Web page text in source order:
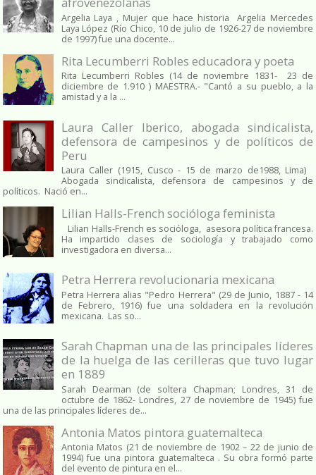
Argelia Laya , Mujer que hace historia Argelia Mercedes
Laya López (Río Chico, 10 de julio de 1926-27 de noviembre
de 1997) fue una docente...
Rita Lecumberri Robles educadora y poeta
Rita Lecumberri Robles (14 de noviembre 1831- 23 de
diciembre de 1.910 ) MAESTRA.- "Cantó a su pueblo, a la
amistad y a la ...
Laura Caller Iberico, abogada sindicalista,
defensora de campesinos y de políticos de
Peru
Laura Caller (1915, Cusco - 15 de marzo de1988, Lima)
Abogada sindicalista, defensora de campesinos y de
políticos. Nació en...
Lilian Halls-French socióloga feminista
Lilian Halls-French es socióloga, asesora política francesa.
Ha impartido clases de sociología y trabajado como
investigadora en diversa...
Petra Herrera revolucionaria mexicana
Petra Herrera alias "Pedro Herrera" (29 de Junio, 1887 - 14
de Febrero, 1916) fue una soldadera en la revolución
mexicana. Las so...
Sarah Chapman una de las principales líderes
de la huelga de las cerilleras que tuvo lugar
en 1889
Sarah Dearman (de soltera Chapman; Londres, 31 de
octubre de 1862​- Londres, 27 de noviembre de 1945)​ fue
una de las principales líderes de...
Antonia Matos pintora guatemalteca
Antonia Matos (21 de noviembre de 1902 – 22 de junio de
1994) fue una pintora guatemalteca . Su obra formó parte
del evento de pintura en el...